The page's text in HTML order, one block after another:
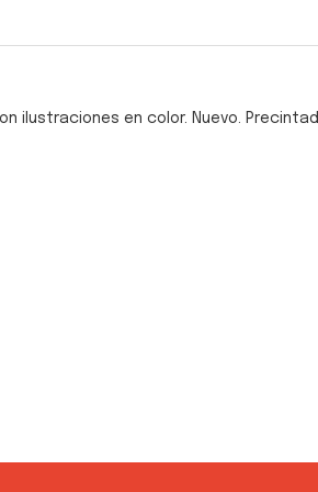
ilustraciones en color. Nuevo.